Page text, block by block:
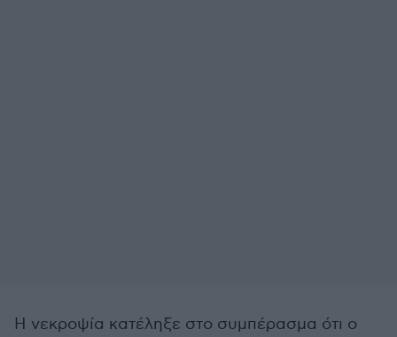
Η νεκροψία κατέληξε στο συμπέρασμα ότι ο